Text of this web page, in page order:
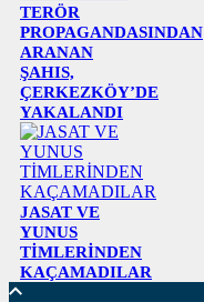
TERÖR
PROPAGANDASINDAN
ARANAN
ŞAHIS,
ÇERKEZKÖY’DE
YAKALANDI
JASAT VE
YUNUS
TİMLERİNDEN
KAÇAMADILAR